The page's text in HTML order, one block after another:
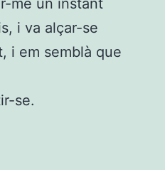
me un instant
i va alçar-se
i em semblà que
se.